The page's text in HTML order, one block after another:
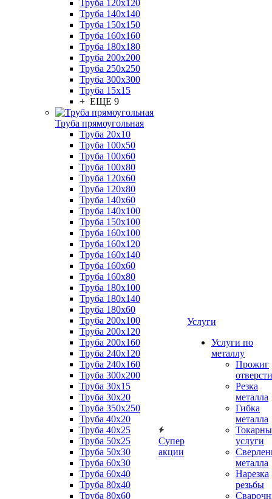
Труба 120x120
Труба 140x140
Труба 150x150
Труба 160x160
Труба 180x180
Труба 200x200
Труба 250x250
Труба 300x300
Труба 15x15
+ ЕЩЕ 9
Труба прямоугольная
Труба 20x10
Труба 100x50
Труба 100x60
Труба 100x80
Труба 120x60
Труба 120x80
Труба 140x60
Труба 140x100
Труба 150x100
Труба 160x100
Труба 160x120
Труба 160x140
Труба 160x60
Труба 160x80
Труба 180x100
Труба 180x140
Труба 180x60
Труба 200x100
Труба 200x120
Труба 200x160
Труба 240x120
Труба 240x160
Труба 300x200
Труба 30x15
Труба 30x20
Труба 350x250
Труба 40x20
Труба 40x25
Труба 50x25
Труба 50x30
Труба 60x30
Труба 60x40
Труба 80x40
Труба 80x60
Супер
акции
Услуги
Услуги по
металлу
Прожиг
Резка
металла
Гибка
металла
услуги
металла
Нарезка
резьбы